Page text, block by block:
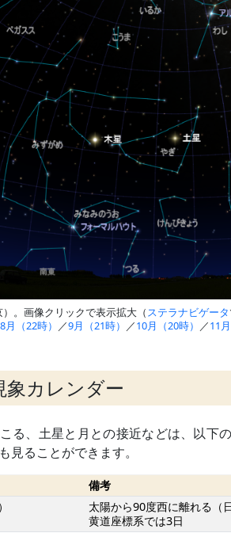
。画像クリックで表示拡大（ステラナビゲータ
8月（22時） ／9月（21時） ／10月（20時） ／11
カレンダー
る、土星と月との接近などは、以下
見ることができます。
備考
太陽から90度西に離れる（
黄道座標系では3日